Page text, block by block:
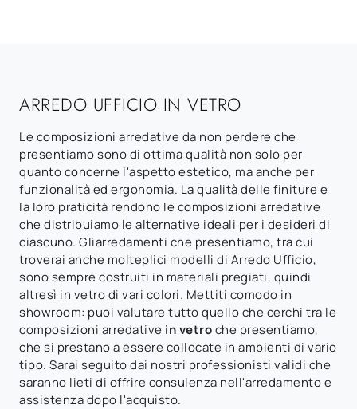
ARREDO UFFICIO IN VETRO
Le composizioni arredative da non perdere che
presentiamo sono di ottima qualità non solo per
quanto concerne l'aspetto estetico, ma anche per
funzionalità ed ergonomia. La qualità delle finiture e
la loro praticità rendono le composizioni arredative
che distribuiamo le alternative ideali per i desideri di
ciascuno. Gliarredamenti che presentiamo, tra cui
troverai anche molteplici modelli di Arredo Ufficio,
sono sempre costruiti in materiali pregiati, quindi
altresì in vetro di vari colori. Mettiti comodo in
showroom: puoi valutare tutto quello che cerchi tra le
composizioni arredative in vetroche presentiamo,
che si prestano a essere collocate in ambienti di vario
tipo. Sarai seguito dai nostri professionisti validi che
saranno lieti di offrire consulenza nell'arredamento e
assistenza dopo l'acquisto.